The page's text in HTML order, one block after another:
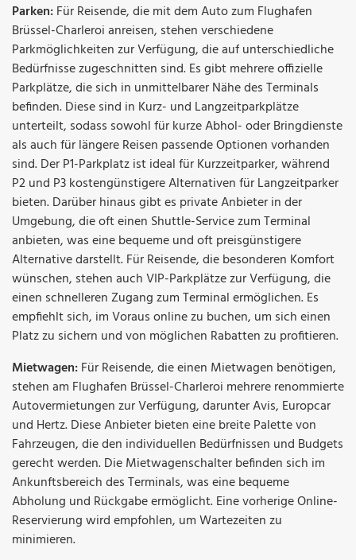
Parken:Für Reisende, die mit dem Auto zum Flughafen
Brüssel-Charleroi anreisen, stehen verschiedene
Parkmöglichkeiten zur Verfügung, die auf unterschiedliche
Bedürfnisse zugeschnitten sind. Es gibt mehrere offizielle
Parkplätze, die sich in unmittelbarer Nähe des Terminals
befinden. Diese sind in Kurz- und Langzeitparkplätze
unterteilt, sodass sowohl für kurze Abhol- oder Bringdienste
als auch für längere Reisen passende Optionen vorhanden
sind. Der P1-Parkplatz ist ideal für Kurzzeitparker, während
P2 und P3 kostengünstigere Alternativen für Langzeitparker
bieten. Darüber hinaus gibt es private Anbieter in der
Umgebung, die oft einen Shuttle-Service zum Terminal
anbieten, was eine bequeme und oft preisgünstigere
Alternative darstellt. Für Reisende, die besonderen Komfort
wünschen, stehen auch VIP-Parkplätze zur Verfügung, die
einen schnelleren Zugang zum Terminal ermöglichen. Es
empfiehlt sich, im Voraus online zu buchen, um sich einen
Platz zu sichern und von möglichen Rabatten zu profitieren.
Mietwagen:Für Reisende, die einen Mietwagen benötigen,
stehen am Flughafen Brüssel-Charleroi mehrere renommierte
Autovermietungen zur Verfügung, darunter Avis, Europcar
und Hertz. Diese Anbieter bieten eine breite Palette von
Fahrzeugen, die den individuellen Bedürfnissen und Budgets
gerecht werden. Die Mietwagenschalter befinden sich im
Ankunftsbereich des Terminals, was eine bequeme
Abholung und Rückgabe ermöglicht. Eine vorherige Online-
Reservierung wird empfohlen, um Wartezeiten zu
minimieren.